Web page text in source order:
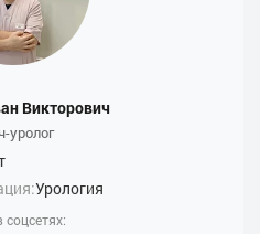
Викторович
уролог
Урология
соцсетях: